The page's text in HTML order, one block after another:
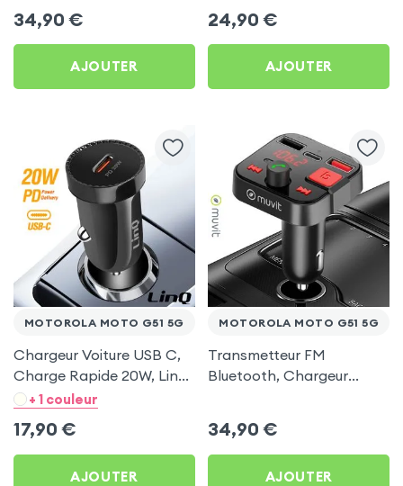
Voiture USB C + USB -
Swissten
34,90 €
AJOUTER
Chargeur Voiture USB C
et USB - XO
24,90 €
AJOUTER
MOTOROLA MOTO G51 5G
Chargeur Voiture USB C,
Charge Rapide 20W, LinQ
- Noir pour Motorola
+ 1 couleur
17,90 €
AJOUTER
MOTOROLA MOTO G51 5G
Transmetteur FM
Bluetooth, Chargeur
34,90 €
AJOUTER